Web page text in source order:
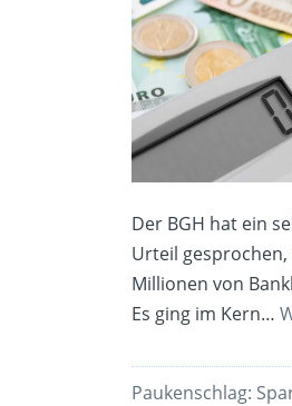
Der BGH hat ein
Urteil
Millionen von
Es ging im Kern…
Paukenschlag: